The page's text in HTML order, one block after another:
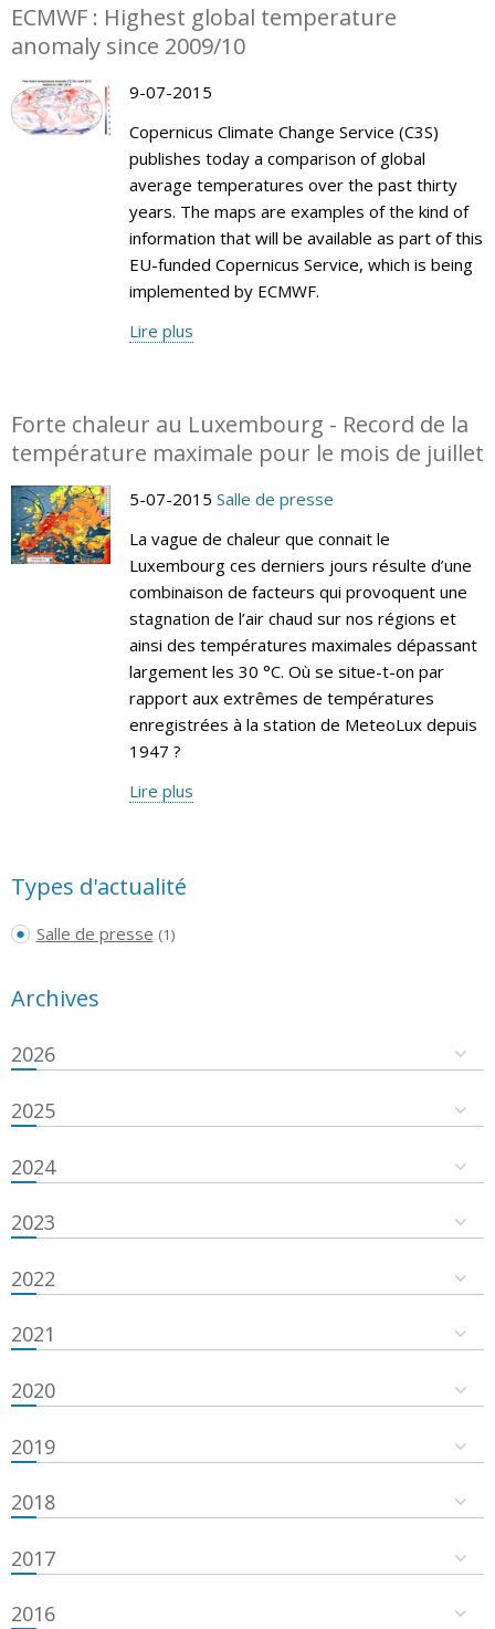
ECMWF : Highest global temperature
anomaly since 2009/10
9-07-2015
Copernicus Climate Change Service (C3S)
publishes today a comparison of global
average temperatures over the past thirty
years. The maps are examples of the kind of
information that will be available as part of this
EU-funded Copernicus Service, which is being
implemented by ECMWF.
Lire plus
Forte chaleur au Luxembourg - Record de la
température maximale pour le mois de juillet
5-07-2015 Salle de presse
La vague de chaleur que connait le
Luxembourg ces derniers jours résulte d’une
combinaison de facteurs qui provoquent une
stagnation de l’air chaud sur nos régions et
ainsi des températures maximales dépassant
largement les 30 °C. Où se situe-t-on par
rapport aux extrêmes de températures
enregistrées à la station de MeteoLux depuis
1947 ?
Lire plus
Types d'actualité
Salle de presse (1)
Archives
2026
2025
2024
2023
2022
2021
2020
2019
2018
2017
2016